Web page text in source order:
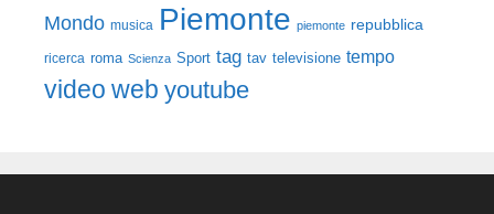
Mondo musica Piemonte piemonte repubblica
ricerca roma Scienza Sport tag tav televisione tempo
video web youtube